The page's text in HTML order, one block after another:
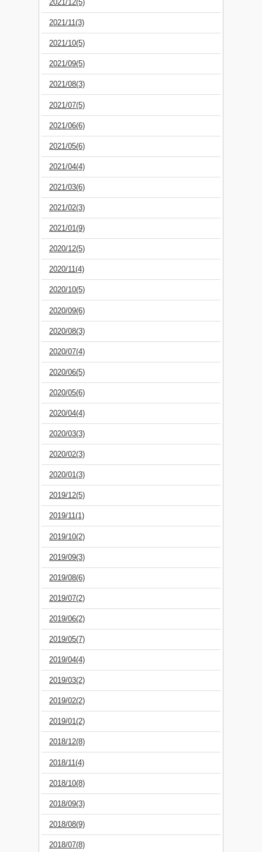
2021/12(5)
2021/11(3)
2021/10(5)
2021/09(5)
2021/08(3)
2021/07(5)
2021/06(6)
2021/05(6)
2021/04(4)
2021/03(6)
2021/02(3)
2021/01(9)
2020/12(5)
2020/11(4)
2020/10(5)
2020/09(6)
2020/08(3)
2020/07(4)
2020/06(5)
2020/05(6)
2020/04(4)
2020/03(3)
2020/02(3)
2020/01(3)
2019/12(5)
2019/11(1)
2019/10(2)
2019/09(3)
2019/08(6)
2019/07(2)
2019/06(2)
2019/05(7)
2019/04(4)
2019/03(2)
2019/02(2)
2019/01(2)
2018/12(8)
2018/11(4)
2018/10(8)
2018/09(3)
2018/08(9)
2018/07(8)